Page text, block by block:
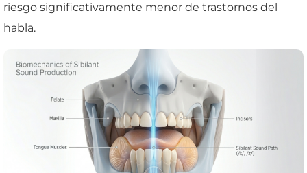
riesgo significativamente menor de trastornos del
habla.